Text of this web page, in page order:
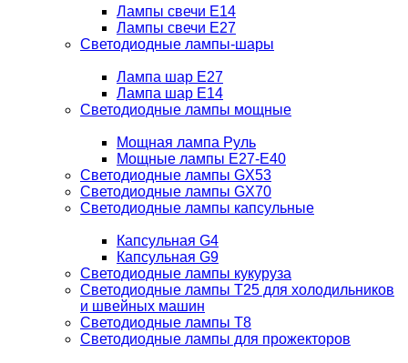
Лампы свечи Е14
Лампы свечи Е27
Светодиодные лампы-шары
Лампа шар E27
Лампа шар Е14
Светодиодные лампы мощные
Мощная лампа Руль
Мощные лампы E27-E40
Светодиодные лампы GX53
Светодиодные лампы GX70
Светодиодные лампы капсульные
Капсульная G4
Капсульная G9
Светодиодные лампы кукуруза
Светодиодные лампы T25 для холодильников
и швейных машин
Светодиодные лампы T8
Светодиодные лампы для прожекторов